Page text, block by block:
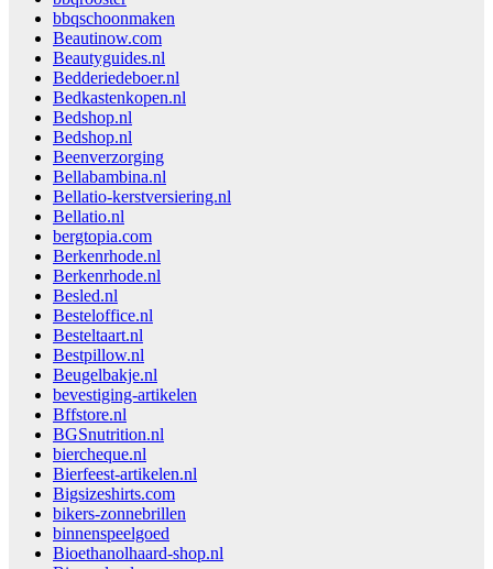
bbqschoonmaken
Beautinow.com
Beautyguides.nl
Bedderiedeboer.nl
Bedkastenkopen.nl
Bedshop.nl
Bedshop.nl
Beenverzorging
Bellabambina.nl
Bellatio-kerstversiering.nl
Bellatio.nl
bergtopia.com
Berkenrhode.nl
Berkenrhode.nl
Besled.nl
Besteloffice.nl
Besteltaart.nl
Bestpillow.nl
Beugelbakje.nl
bevestiging-artikelen
Bffstore.nl
BGSnutrition.nl
biercheque.nl
Bierfeest-artikelen.nl
Bigsizeshirts.com
bikers-zonnebrillen
binnenspeelgoed
Bioethanolhaard-shop.nl